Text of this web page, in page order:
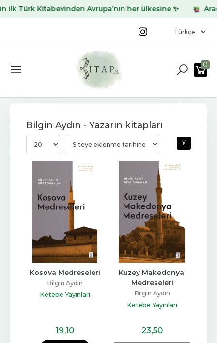
Türk Kitabevinden Avrupa’nın her ülkesine ✨
0
Bilgin Aydın - Yazarın kitapları
Kosova Medreseleri
Bilgin Aydın
Ketebe Yayınları
19,10
Kuzey Makedonya
Medreseleri
Bilgin Aydın
Ketebe Yayınları
23,50